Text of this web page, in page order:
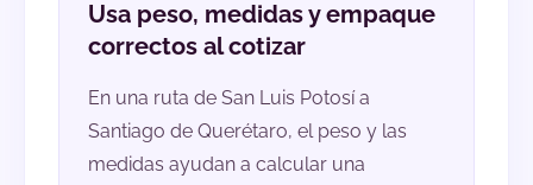
Usa peso, medidas y empaque
correctos al cotizar
En una ruta de San Luis Potosí a
Santiago de Querétaro, el peso y las
medidas ayudan a calcular una